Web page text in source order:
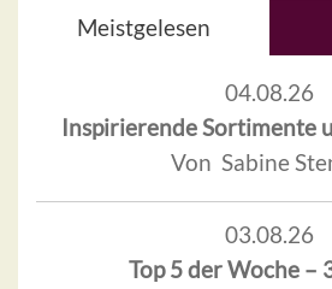
Meistgelesen
04.08.26
Inspirierende Sortimente
Von Sabine
03.08.26
Top 5 der Woche –